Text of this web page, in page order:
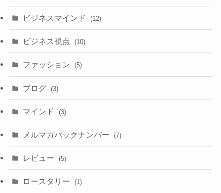
ビジネスマインド (12)
ビジネス視点 (10)
ファッション (5)
ブログ (3)
マインド (3)
メルマガバックナンバー (7)
レビュー (5)
ロースタリー (1)